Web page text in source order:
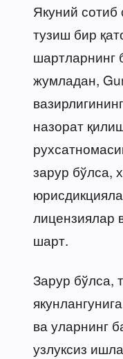
Якуний
тузиш бир
шартларнинг
жумладан,
назорат
зарур бўлса,
лицензиялар
шарт.
Зарур бўлса,
ва уларнинг
узлуксиз